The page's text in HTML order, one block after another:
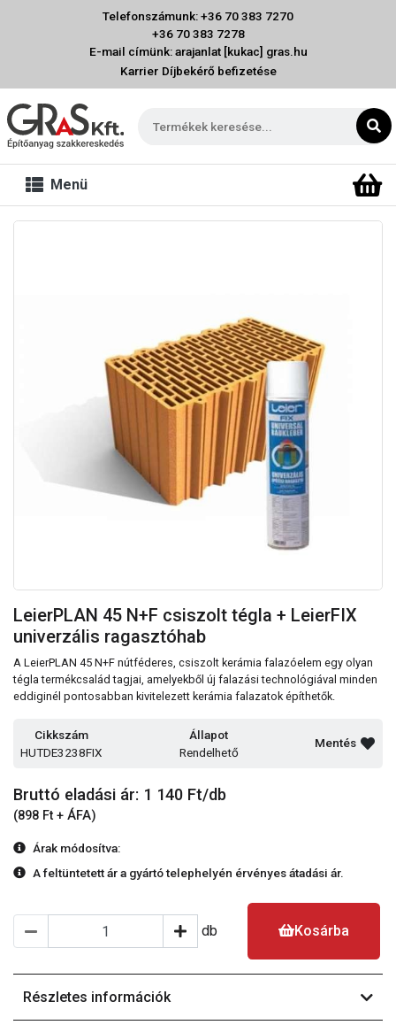
Telefonszámunk: +36 70 383 7270
+36 70 383 7278
E-mail címünk: arajanlat [kukac] gras.hu
Karrier Díjbekérő befizetése
Menü
LeierPLAN 45 N+F csiszolt tégla + LeierFIX
univerzális ragasztóhab
A LeierPLAN 45 N+F nútféderes, csiszolt kerámia falazóelem egy olyan
tégla termékcsalád tagjai, amelyekből új falazási technológiával minden
eddiginél pontosabban kivitelezett kerámia falazatok építhetők.
Cikkszám
HUTDE3238FIX
Állapot
Rendelhető
Mentés
Bruttó eladási ár: 1 140 Ft/db
(898 Ft + ÁFA)
Árak módosítva:
A feltüntetett ár a gyártó telephelyén érvényes átadási ár.
db Kosárba
Részletes információk